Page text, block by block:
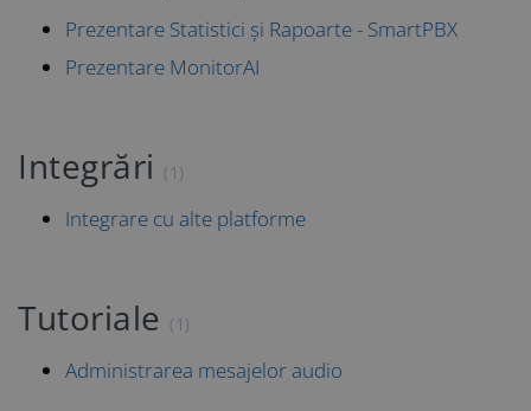
Prezentare Statistici și Rapoarte - SmartPBX
Prezentare MonitorAI
Integrări (1)
Integrare cu alte platforme
Tutoriale (1)
Administrarea mesajelor audio